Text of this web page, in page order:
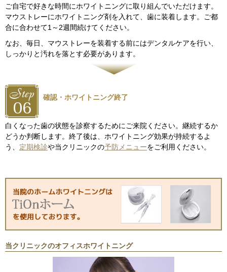
ご自宅で好きな時間にホワイトニングに取り組んでいただけます。
マウストレーにホワイトニング剤を入れて、歯に装着します。ご都
合に合わせて1～2週間続けてください。
なお、毎日、マウストレーを装着する前にはデンタルケアを行い、
しっかりと汚れを落とす必要があります。
確認・ホワイトニング終了
白くなった歯の状態を診察するためにご来院ください。継続するか
どうか判断します。終了後は、ホワイトニング効果が持続するよ
う、 定期検診や当クリニックの予防メニューをご利用ください。
当クリニックのオフィスホワイトニング